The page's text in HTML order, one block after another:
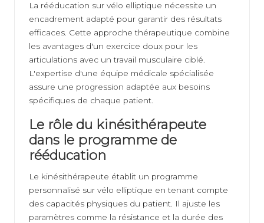
La rééducation sur vélo elliptique nécessite un
encadrement adapté pour garantir des résultats
efficaces. Cette approche thérapeutique combine
les avantages d'un exercice doux pour les
articulations avec un travail musculaire ciblé.
L'expertise d'une équipe médicale spécialisée
assure une progression adaptée aux besoins
spécifiques de chaque patient.
Le rôle du kinésithérapeute
dans le programme de
rééducation
Le kinésithérapeute établit un programme
personnalisé sur vélo elliptique en tenant compte
des capacités physiques du patient. Il ajuste les
paramètres comme la résistance et la durée des